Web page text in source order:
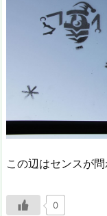
この辺はセンスが
0